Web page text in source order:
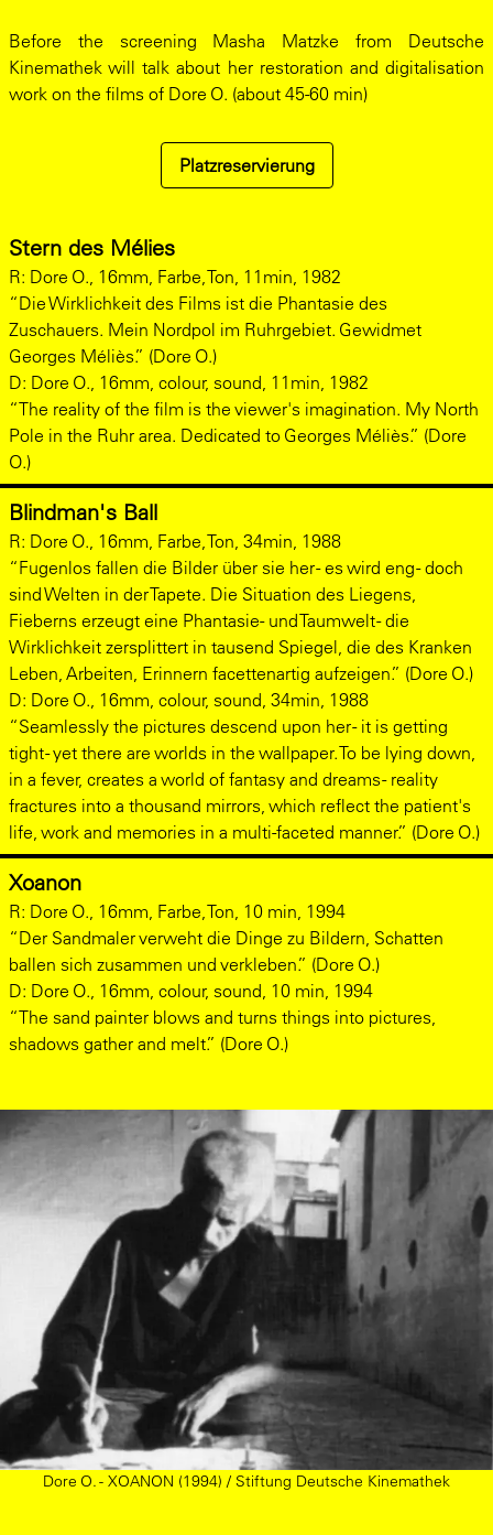
Before the screening Masha Matzke from Deutsche
Kinemathek will talk about her restoration and digitalisation
work on the films of Dore O. (about 45-60 min)
Platzreservierung
Stern des Mélies
R: Dore O., 16mm, Farbe, Ton, 11min, 1982
“Die Wirklichkeit des Films ist die Phantasie des
Zuschauers. Mein Nordpol im Ruhrgebiet. Gewidmet
Georges Méliès.” (Dore O.)
D: Dore O., 16mm, colour, sound, 11min, 1982
“The reality of the film is the viewer's imagination. My North
Pole in the Ruhr area. Dedicated to Georges Méliès.” (Dore
O.)
Blindman's Ball
R: Dore O., 16mm, Farbe, Ton, 34min, 1988
“Fugenlos fallen die Bilder über sie her - es wird eng - doch
sind Welten in der Tapete. Die Situation des Liegens,
Fieberns erzeugt eine Phantasie- und Taumwelt - die
Wirklichkeit zersplittert in tausend Spiegel, die des Kranken
Leben, Arbeiten, Erinnern facettenartig aufzeigen.” (Dore O.)
D: Dore O., 16mm, colour, sound, 34min, 1988
“Seamlessly the pictures descend upon her - it is getting
tight - yet there are worlds in the wallpaper. To be lying down,
in a fever, creates a world of fantasy and dreams - reality
fractures into a thousand mirrors, which reflect the patient's
life, work and memories in a multi-faceted manner.” (Dore O.)
Xoanon
R: Dore O., 16mm, Farbe, Ton, 10 min, 1994
“Der Sandmaler verweht die Dinge zu Bildern, Schatten
ballen sich zusammen und verkleben.” (Dore O.)
D: Dore O., 16mm, colour, sound, 10 min, 1994
“The sand painter blows and turns things into pictures,
shadows gather and melt.” (Dore O.)
Dore O. - XOANON (1994) / Stiftung Deutsche Kinemathek